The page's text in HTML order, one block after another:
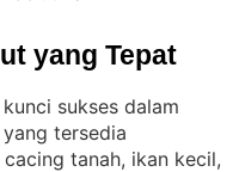
yang Tepat
sukses dalam
tersedia
tanah, ikan kecil,